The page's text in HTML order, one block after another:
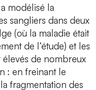
a modélisé la
sangliers dans deux
(où la maladie était
de l’étude) et les
élevés de nombreux
: en freinant le
fragmentation des